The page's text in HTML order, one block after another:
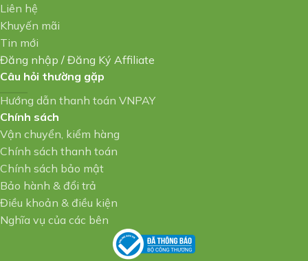
Liên hệ
Khuyến mãi
Tin mới
Đăng nhập / Đăng Ký Affiliate
Câu hỏi thường gặp
Hướng dẫn thanh toán VNPAY
Chính sách
Vận chuyển, kiểm hàng
Chính sách thanh toán
Chính sách bảo mật
Bảo hành & đổi trả
Điều khoản & điều kiện
Nghĩa vụ của các bên